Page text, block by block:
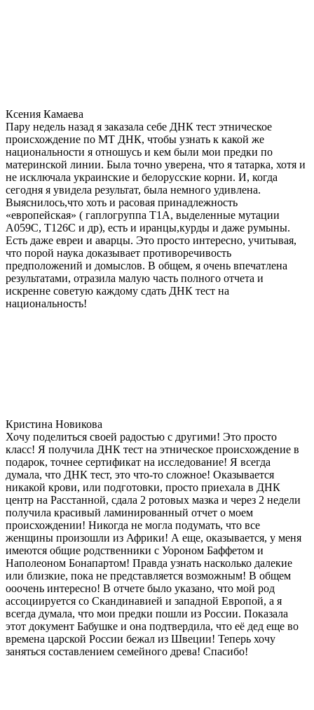
Ксения Камаева
Пару недель назад я заказала себе ДНК тест этническое
происхождение по МТ ДНК, чтобы узнать к какой же
национальности я отношусь и кем были мои предки по
материнской линии. Была точно уверена, что я татарка, хотя и
не исключала украинские и белорусские корни. И, когда
сегодня я увидела результат, была немного удивлена.
Выяснилось,что хоть и расовая принадлежность
«европейская» ( гаплогруппа T1A, выделенные мутации
A059C, T126C и др), есть и иранцы,курды и даже румыны.
Есть даже евреи и аварцы. Это просто интересно, учитывая,
что порой наука доказывает противоречивость
предположений и домыслов. В общем, я очень впечатлена
результатами, отразила малую часть полного отчета и
искренне советую каждому сдать ДНК тест на
национальность!
Кристина Новикова
Хочу поделиться своей радостью с другими! Это просто
класс! Я получила ДНК тест на этническое происхождение в
подарок, точнее сертификат на исследование! Я всегда
думала, что ДНК тест, это что-то сложное! Оказывается
никакой крови, или подготовки, просто приехала в ДНК
центр на Расстанной, сдала 2 ротовых мазка и через 2 недели
получила красивый ламинированный отчет о моем
происхождении! Никогда не могла подумать, что все
женщины произошли из Африки! А еще, оказывается, у меня
имеются общие родственники с Уороном Баффетом и
Наполеоном Бонапартом! Правда узнать насколько далекие
или близкие, пока не представляется возможным! В общем
ооочень интересно! В отчете было указано, что мой род
ассоциируется со Скандинавией и западной Европой, а я
всегда думала, что мои предки пошли из России. Показала
этот документ Бабушке и она подтвердила, что её дед еще во
времена царской России бежал из Швеции! Теперь хочу
заняться составлением семейного древа! Спасибо!